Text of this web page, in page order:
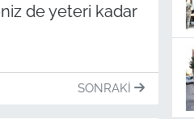
de yeteri kadar
SONRAKI